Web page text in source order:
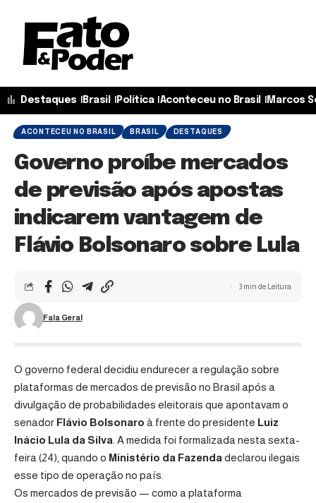
Destaques Brasil Política Aconteceu no Brasil Marcos
ACONTECEU NO BRASIL BRASIL DESTAQUES
Governo proíbe mercados
de previsão após apostas
indicarem vantagem de
Flávio Bolsonaro sobre Lula
Fala Geral
3 min de Leitura
O governo federal decidiu endurecer a regulação sobre
plataformas de mercados de previsão no Brasil após a
divulgação de probabilidades eleitorais que apontavam o
senador Flávio Bolsonaro à frente do presidente Luiz
Inácio Lula da Silva . A medida foi formalizada nesta sexta-
feira (24), quando o Ministério da Fazenda declarou ilegais
esse tipo de operação no país.
Os mercados de previsão — como a plataforma